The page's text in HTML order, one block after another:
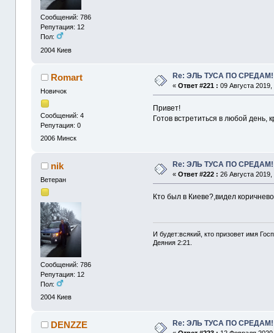
Сообщений: 786
Репутация: 12
Пол:
2004 Киев
Romart
Новичок
Сообщений: 4
Репутация: 0
2006 Минск
Re: ЭЛЬ ТУСА ПО
«Ответ #221 : 09 Августа
Привет!
Готов встретиться в любой день,
nik
Ветеран
Сообщений: 786
Репутация: 12
Пол:
2004 Киев
Re: ЭЛЬ ТУСА ПО
«Ответ #222 : 26 Августа
Кто был в Киеве?,видел
И будет:всякий, кто призовет имя
Деяния 2:21.
DENZZE Re: ЭЛЬ ТУСА ПО